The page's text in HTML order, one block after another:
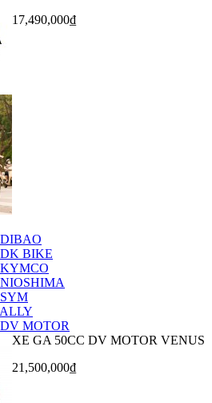
17,490,000₫
BIKE
MOTOR
XE GA 50CC DV MOTOR VENUS
21,500,000₫